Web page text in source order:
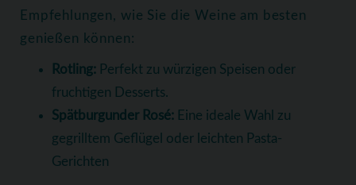
Empfehlungen, wie Sie die Weine am besten
genießen können:
Rotling: Perfekt zu würzigen Speisen oder
fruchtigen Desserts.
Spätburgunder Rosé: Eine ideale Wahl zu
gegrilltem Geflügel oder leichten Pasta-
Gerichten